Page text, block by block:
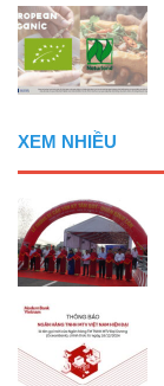
XEM NHIỀU